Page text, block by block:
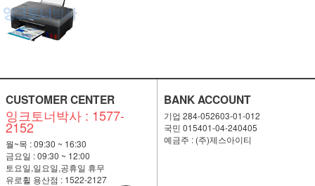
CUSTOMER CENTER
잉크토너박사 : 1577-
2152
월~목 : 09:30 ~ 16:30
금요일 : 09:30 ~ 12:00
토요일,일요일,공휴일 휴무
유로휠 용산점 : 1522-2127
BANK ACCOUNT
기업 284-052603-01-012
국민 015401-04-240405
예금주 : (주)제스아이티